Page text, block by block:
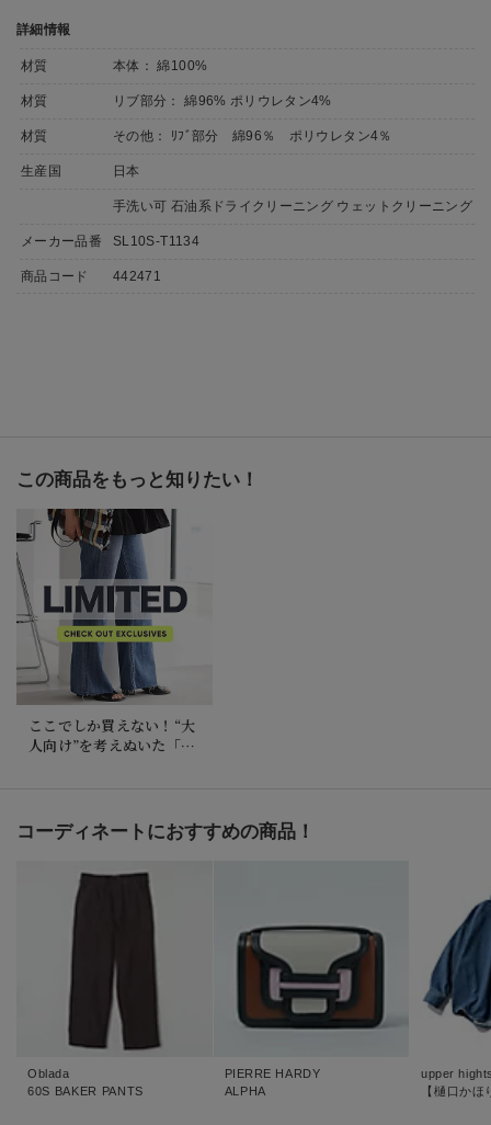
詳細情報
材質 本体： 綿100%
材質 リブ部分： 綿96% ポリウレタン4%
材質 その他： ﾘﾌﾞ部分 綿96％ ポリウレタン4％
生産国 日本
手洗い可 石油系ドライクリーニング ウェットクリーニング
メーカー品番 SL10S-T1134
商品コード 442471
この商品をもっと知りたい！
ここでしか買えない！“大
人向け”を考えぬいた「ハ
コーディネートにおすすめの商品！
Oblada
60S BAKER PANTS
PIERRE HARDY
ALPHA
upper